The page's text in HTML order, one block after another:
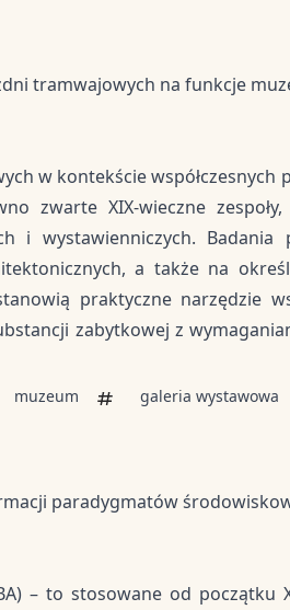
tramwajowych na funkcje
w kontekście współczesnych
zwarte XIX-wieczne
i wystawienniczych. Badania
a także na
praktyczne narzędzie
zabytkowej z
muzeum galeria wystawowa
paradygmatów
– to stosowane od początku